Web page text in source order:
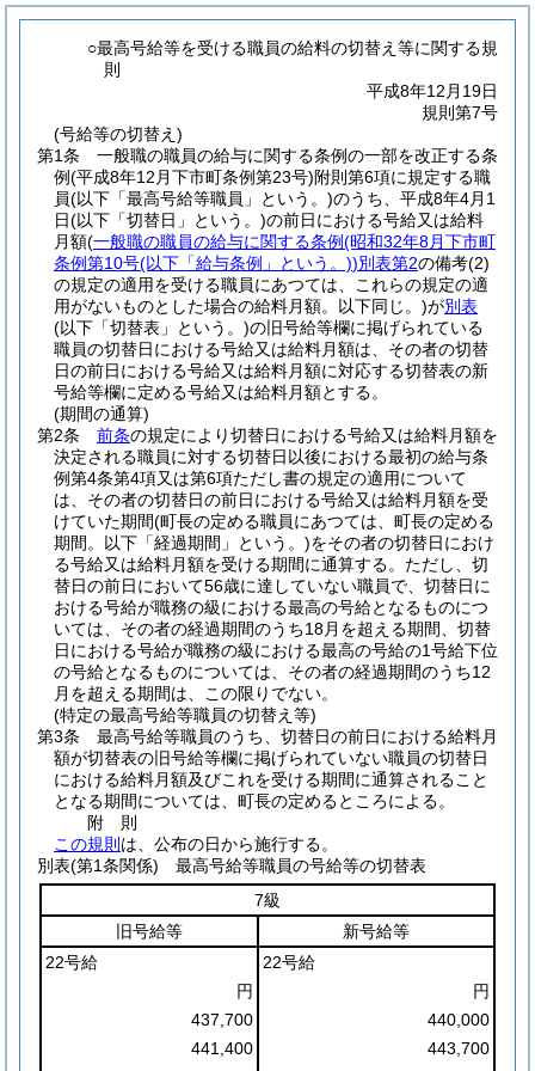
○最高号給等を受ける職員の給料の切替え等に関する規
則
平成8年12月19日
規則第7号
(号給等の切替え)
第1条
一般職の職員の給与に関する条例の一部を改正する条
例(平成8年12月下市町条例第23号)附則第6項に規定する職
員(以下「最高号給等職員」という。)のうち、平成8年4月1
日(以下「切替日」という。)の前日における号給又は給料
月額(一般職の職員の給与に関する条例(昭和32年8月下市町
条例第10号(以下「給与条例」という。))別表第2の備考(2)
の規定の適用を受ける職員にあつては、これらの規定の適
用がないものとした場合の給料月額。以下同じ。)が別表
(以下「切替表」という。)の旧号給等欄に掲げられている
職員の切替日における号給又は給料月額は、その者の切替
日の前日における号給又は給料月額に対応する切替表の新
号給等欄に定める号給又は給料月額とする。
(期間の通算)
第2条
前条の規定により切替日における号給又は給料月額を
決定される職員に対する切替日以後における最初の給与条
例第4条第4項又は第6項ただし書の規定の適用について
は、その者の切替日の前日における号給又は給料月額を受
けていた期間(町長の定める職員にあつては、町長の定める
期間。以下「経過期間」という。)をその者の切替日におけ
る号給又は給料月額を受ける期間に通算する。 ただし、切
替日の前日において56歳に達していない職員で、切替日に
おける号給が職務の級における最高の号給となるものにつ
いては、その者の経過期間のうち18月を超える期間、切替
日における号給が職務の級における最高の号給の1号給下位
の号給となるものについては、その者の経過期間のうち12
月を超える期間は、この限りでない。
(特定の最高号給等職員の切替え等)
第3条
最高号給等職員のうち、切替日の前日における給料月
額が切替表の旧号給等欄に掲げられていない職員の切替日
における給料月額及びこれを受ける期間に通算されること
となる期間については、町長の定めるところによる。
附 則
この規則 は、公布の日から施行する。
別表(第1条関係) 最高号給等職員の号給等の切替表
7級
旧号給等
新号給等
22号給
22号給
円
円
437,700
440,000
441,400
443,700